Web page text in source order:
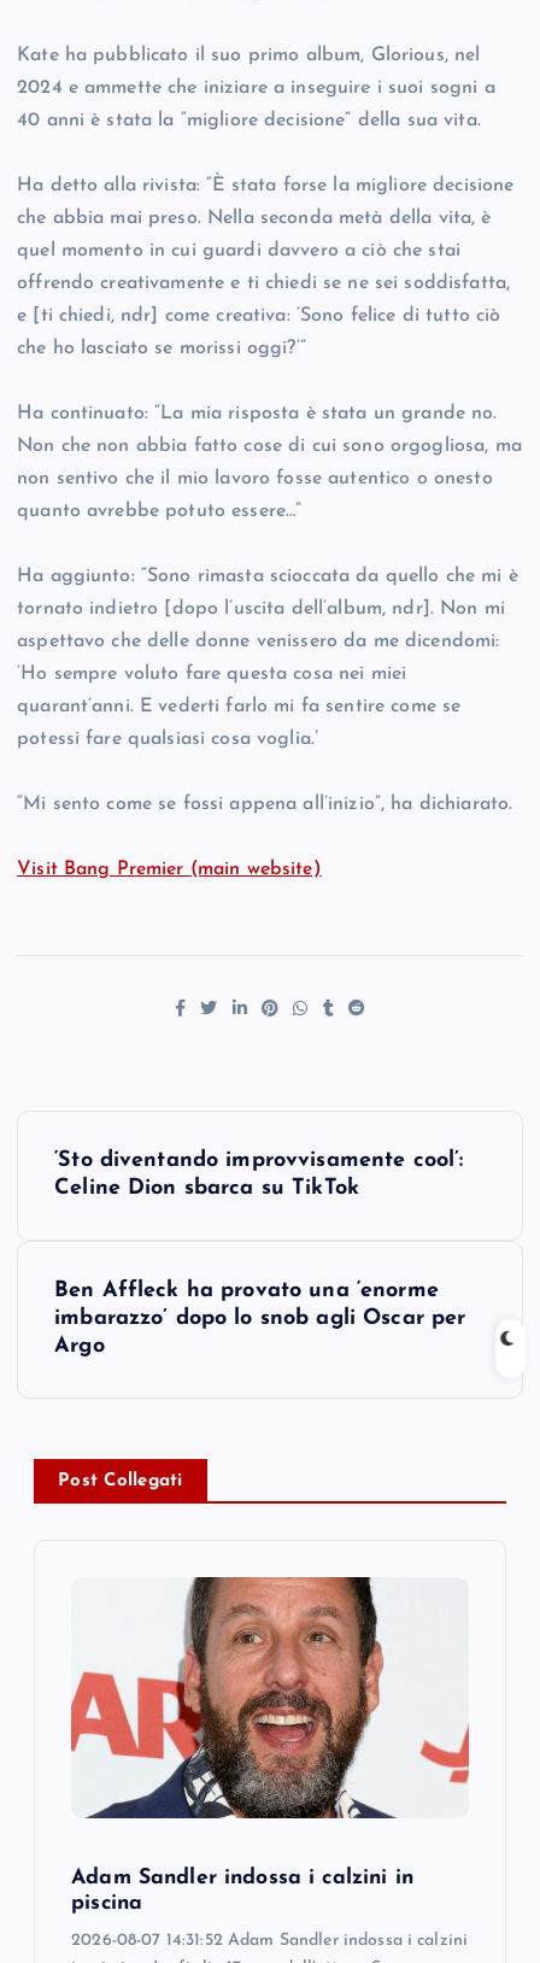
Kate ha pubblicato il suo primo album, Glorious, nel
2024 e ammette che iniziare a inseguire i suoi sogni a
40 anni è stata la “migliore decisione” della sua vita.
Ha detto alla rivista: “È stata forse la migliore decisione
che abbia mai preso. Nella seconda metà della vita, è
quel momento in cui guardi davvero a ciò che stai
offrendo creativamente e ti chiedi se ne sei soddisfatta,
e [ti chiedi, ndr] come creativa: ‘Sono felice di tutto ciò
che ho lasciato se morissi oggi?’”
Ha continuato: “La mia risposta è stata un grande no.
Non che non abbia fatto cose di cui sono orgogliosa, ma
non sentivo che il mio lavoro fosse autentico o onesto
quanto avrebbe potuto essere…”
Ha aggiunto: “Sono rimasta scioccata da quello che mi è
tornato indietro [dopo l’uscita dell’album, ndr]. Non mi
aspettavo che delle donne venissero da me dicendomi:
‘Ho sempre voluto fare questa cosa nei miei
quarant’anni. E vederti farlo mi fa sentire come se
potessi fare qualsiasi cosa voglia.’
“Mi sento come se fossi appena all’inizio”, ha dichiarato.
Visit Bang Premier (main website)
v
‘Sto diventando improvvisamente cool’:
Celine Dion sbarca su TikTok
Ben Affleck ha provato una ‘enorme
imbarazzo’ dopo lo snob agli Oscar per
Argo
Post Collegati
Adam Sandler indossa i calzini in
piscina
2026-08-07 14:31:52 Adam Sandler indossa i calzini